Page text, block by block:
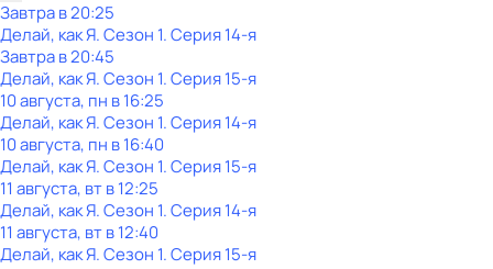
Завтра в 20:25
Делай, как Я. Сезон 1. Серия 14-я
Завтра в 20:45
Делай, как Я. Сезон 1. Серия 15-я
10 августа, пн в 16:25
Делай, как Я. Сезон 1. Серия 14-я
10 августа, пн в 16:40
Делай, как Я. Сезон 1. Серия 15-я
11 августа, вт в 12:25
Делай, как Я. Сезон 1. Серия 14-я
11 августа, вт в 12:40
Делай, как Я. Сезон 1. Серия 15-я